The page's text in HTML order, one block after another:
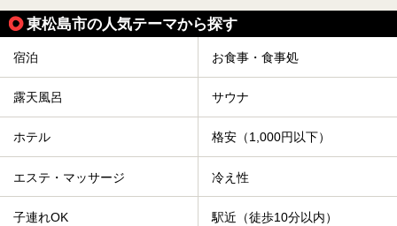
東松島市の人気テーマから探す
宿泊 お食事・食事処
露天風呂 サウナ
ホテル 格安（1,000円以下）
エステ・マッサージ 冷え性
子連れOK 駅近（徒歩10分以内）